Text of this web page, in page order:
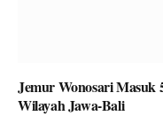
Jemur Wonosari Masuk
Wilayah Jawa-Bali